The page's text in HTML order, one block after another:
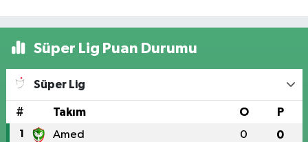
Süper Lig Puan Durumu
Süper Lig
# Takım O P
1 Amed 0 0